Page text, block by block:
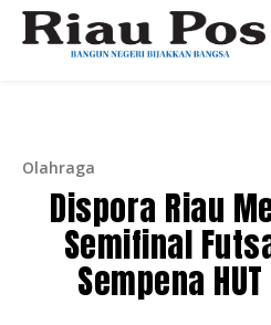
Olahraga
Dispora Riau
Semifinal
Sempena